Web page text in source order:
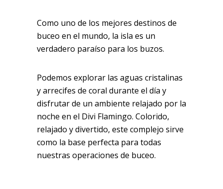
Como uno de los mejores destinos de
buceo en el mundo, la isla es un
verdadero paraíso para los buzos.
Podemos explorar las aguas cristalinas
y arrecifes de coral durante el día y
disfrutar de un ambiente relajado por la
noche en el Divi Flamingo. Colorido,
relajado y divertido, este complejo sirve
como la base perfecta para todas
nuestras operaciones de buceo.